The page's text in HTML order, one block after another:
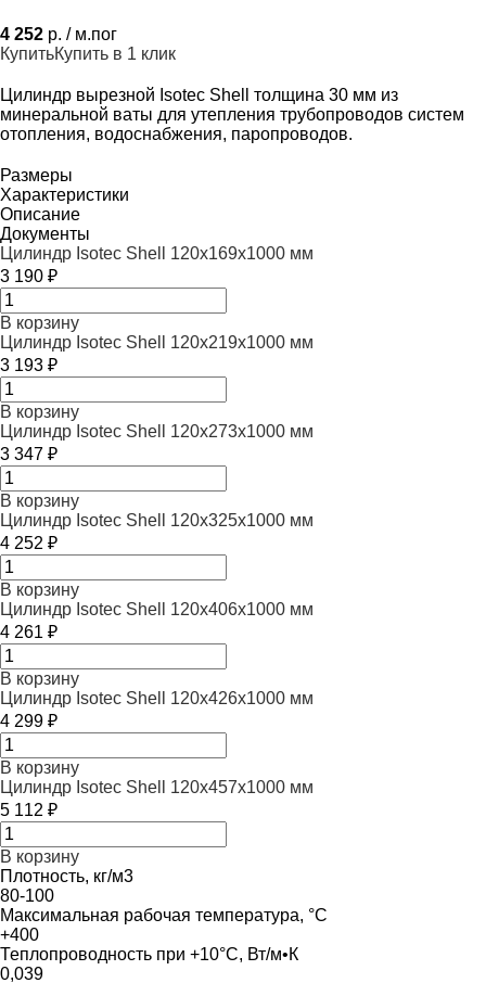
4 252 р. / м.пог
КупитьКупить в 1 клик
Цилиндр вырезной Isotec Shell толщина 30 мм из
минеральной ваты для утепления трубопроводов систем
отопления, водоснабжения, паропроводов.
Размеры
Характеристики
Описание
Документы
Цилиндр Isotec Shell 120x169x1000 мм
3 190 ₽
В корзину
Цилиндр Isotec Shell 120x219x1000 мм
3 193 ₽
В корзину
Цилиндр Isotec Shell 120x273x1000 мм
3 347 ₽
В корзину
Цилиндр Isotec Shell 120x325x1000 мм
4 252 ₽
В корзину
Цилиндр Isotec Shell 120x406x1000 мм
4 261 ₽
В корзину
Цилиндр Isotec Shell 120x426x1000 мм
4 299 ₽
В корзину
Цилиндр Isotec Shell 120x457x1000 мм
5 112 ₽
В корзину
Плотность, кг/м3
80-100
Максимальная рабочая температура, °С
+400
Теплопроводность при +10°С, Вт/м•К
0,039